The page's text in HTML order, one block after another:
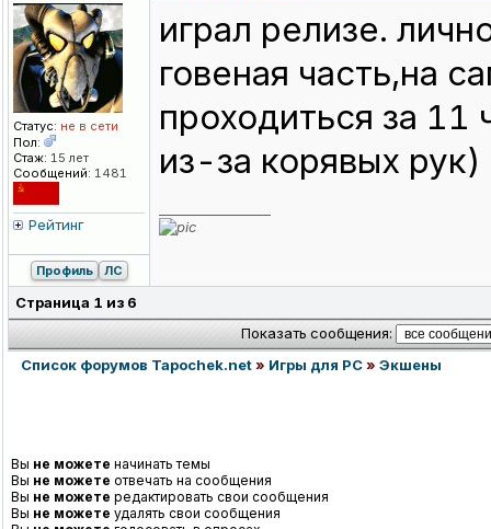
Статус: не в сети
Пол:
Стаж: 15 лет
Сообщений: 1481
Рейтинг
играл релизе.
говеная часть,на
проходиться за 11
из-за корявых рук)
Профиль ЛС
Страница 1 из 6
Показать сообщения:
Список форумов Tapochek.net» Игры для PC» Экшены
Вы не можете начинать темы
Вы не можете отвечать на сообщения
Вы не можете редактировать свои сообщения
Вы не можете удалять свои сообщения